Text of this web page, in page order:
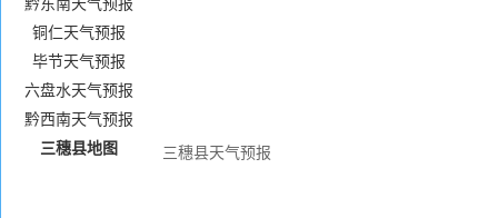
铜仁天气预报
毕节天气预报
六盘水天气预报
黔西南天气预报
三穗县地图
三穗县天气预报